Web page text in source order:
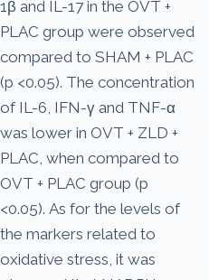
1β and IL-17 in the OVT +
PLAC group were observed
compared to SHAM + PLAC
(p <0.05). The concentration
of IL-6, IFN-γ and TNF-α
was lower in OVT + ZLD +
PLAC, when compared to
OVT + PLAC group (p
<0.05). As for the levels of
the markers related to
oxidative stress, it was